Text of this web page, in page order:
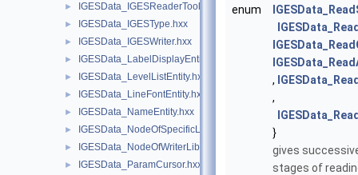
► IGESData_IGESReaderTool.hxx
► IGESData_IGESType.hxx
► IGESData_IGESWriter.hxx
► IGESData_LabelDisplayEntity.hxx
► IGESData_LevelListEntity.hxx
► IGESData_LineFontEntity.hxx
► IGESData_NameEntity.hxx
► IGESData_NodeOfSpecificLib.hxx
► IGESData_NodeOfWriterLib.hxx
► IGESData_ParamCursor.hxx
enum
,
,
}
gives
stages of